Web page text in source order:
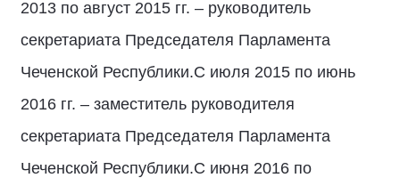
2013 по август 2015 гг. – руководитель
секретариата Председателя Парламента
Чеченской Республики.С июля 2015 по июнь
2016 гг. – заместитель руководителя
секретариата Председателя Парламента
Чеченской Республики.С июня 2016 по